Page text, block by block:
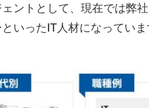
ントとして、現在では弊
いったIT人材になっていま